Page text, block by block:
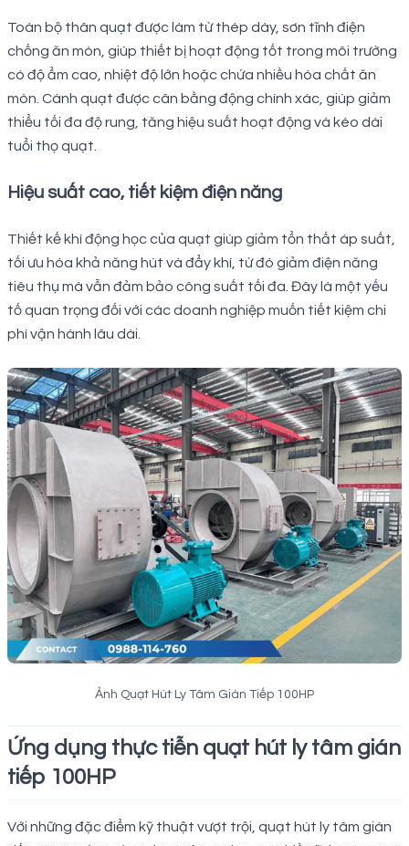
Toàn bộ thân quạt được làm từ thép dày, sơn tĩnh điện
chống ăn mòn, giúp thiết bị hoạt động tốt trong môi trường
có độ ẩm cao, nhiệt độ lớn hoặc chứa nhiều hóa chất ăn
mòn. Cánh quạt được cân bằng động chính xác, giúp giảm
thiểu tối đa độ rung, tăng hiệu suất hoạt động và kéo dài
tuổi thọ quạt.
Hiệu suất cao, tiết kiệm điện năng
Thiết kế khí động học của quạt giúp giảm tổn thất áp suất,
tối ưu hóa khả năng hút và đẩy khí, từ đó giảm điện năng
tiêu thụ mà vẫn đảm bảo công suất tối đa. Đây là một yếu
tố quan trọng đối với các doanh nghiệp muốn tiết kiệm chi
phí vận hành lâu dài.
Ảnh Quạt Hút Ly Tâm Gián Tiếp 100HP
Ứng dụng thực tiễn quạt hút ly tâm gián
tiếp 100HP
Với những đặc điểm kỹ thuật vượt trội, quạt hút ly tâm gián